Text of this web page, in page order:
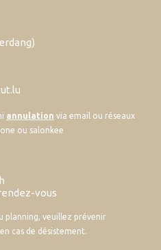
annulation via email ou réseaux
ou salonkee
vous
planning, veuillez prévenir
cas de désistement.